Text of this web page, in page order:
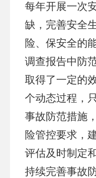
每年开展一次
缺，完善安全
险、保安全的
调查报告中防
取得了一定的
个动态过程，
事故防范措施
险管控要求，
评估及时制定
持续完善事故